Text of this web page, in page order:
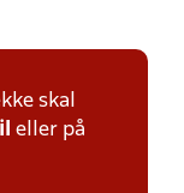
skal
eller på